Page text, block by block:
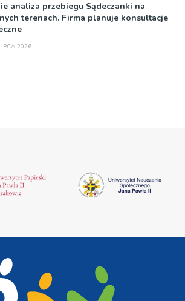
analiza przebiegu Sądeczanki na
terenach. Firma planuje konsultacje
2026